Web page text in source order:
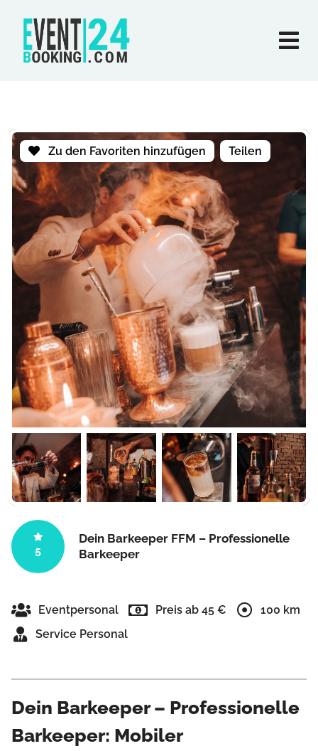
Zu den Favoriten hinzufügen Teilen
5
Dein Barkeeper FFM – Professionelle
Barkeeper
Eventpersonal Preis ab 45 €
100 km
Service Personal
Dein Barkeeper – Professionelle
Barkeeper: Mobiler